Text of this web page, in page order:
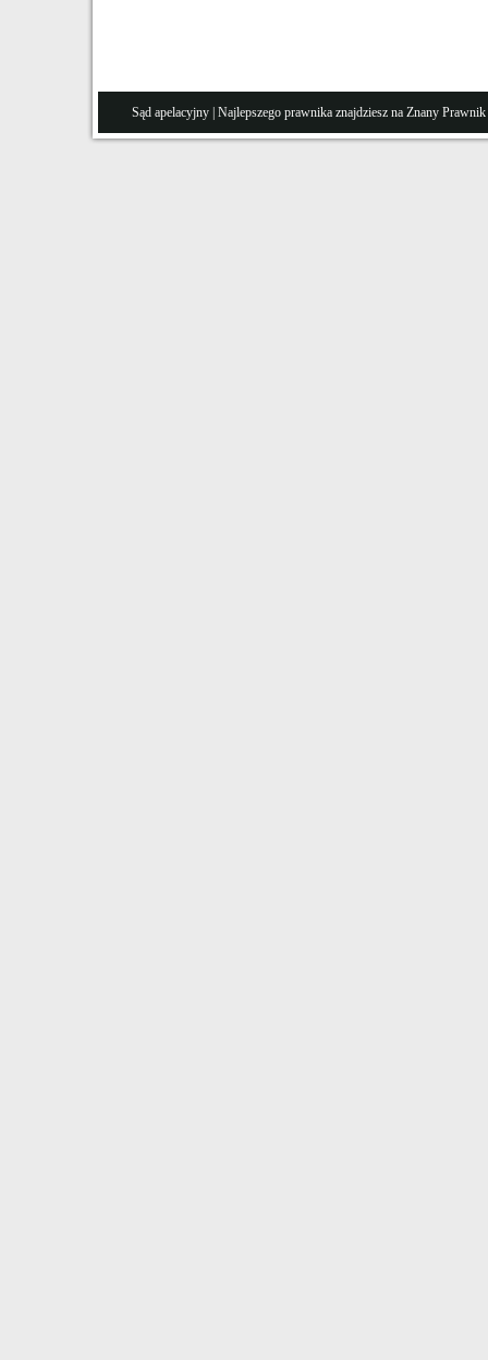
Sąd apelacyjny | Najlepszego prawnika znajdziesz na Znany Prawnik